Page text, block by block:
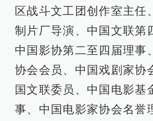
区战斗文工团创作室主任
制片厂导演、中国文联第
中国影协第二至四届理事
协会会员、中国戏剧家协
国文联委员、中国电影基
事、中国电影家协会名誉